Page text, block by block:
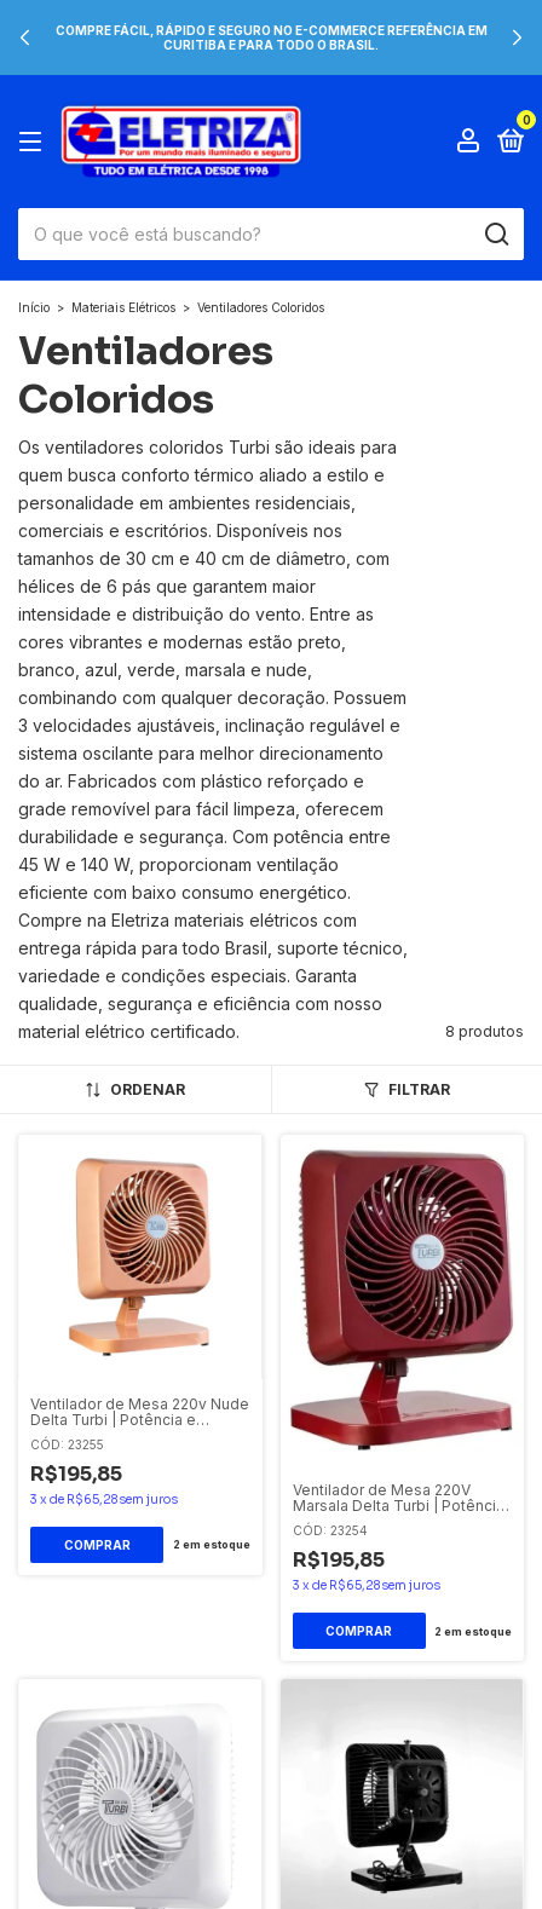
COMPRE FÁCIL, RÁPIDO E SEGURO NO E-COMMERCE REFERÊNCIA EM
CURITIBA E PARA TODO O BRASIL.
0
Início > Materiais Elétricos > Ventiladores Coloridos
Ventiladores
Coloridos
Os ventiladores coloridos Turbi são ideais para
quem busca conforto térmico aliado a estilo e
personalidade em ambientes residenciais,
comerciais e escritórios. Disponíveis nos
tamanhos de 30 cm e 40 cm de diâmetro, com
hélices de 6 pás que garantem maior
intensidade e distribuição do vento. Entre as
cores vibrantes e modernas estão preto,
branco, azul, verde, marsala e nude,
combinando com qualquer decoração. Possuem
3 velocidades ajustáveis, inclinação regulável e
sistema oscilante para melhor direcionamento
do ar. Fabricados com plástico reforçado e
grade removível para fácil limpeza, oferecem
durabilidade e segurança. Com potência entre
45 W e 140 W, proporcionam ventilação
eficiente com baixo consumo energético.
Compre na Eletriza materiais elétricos com
entrega rápida para todo Brasil, suporte técnico,
variedade e condições especiais. Garanta
qualidade, segurança e eficiência com nosso
material elétrico certificado.
8 produtos
ORDENAR FILTRAR
Ventilador de Mesa 220v Nude
Delta Turbi | Potência e
Design
CÓD: 23255
R$195,85
3 x de R$65,28sem juros
2 em estoque
Ventilador de Mesa 220V
Marsala Delta Turbi | Potência
e Design
CÓD: 23254
R$195,85
3 x de R$65,28sem juros
2 em estoque